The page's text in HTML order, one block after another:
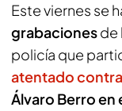
Este viernes se
grabacionesde
policía que
atentado
Álvaro Berro en